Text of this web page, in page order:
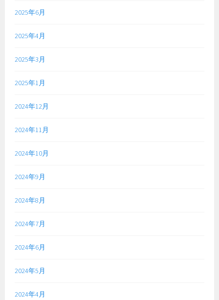
2025年6月
2025年4月
2025年3月
2025年1月
2024年12月
2024年11月
2024年10月
2024年9月
2024年8月
2024年7月
2024年6月
2024年5月
2024年4月